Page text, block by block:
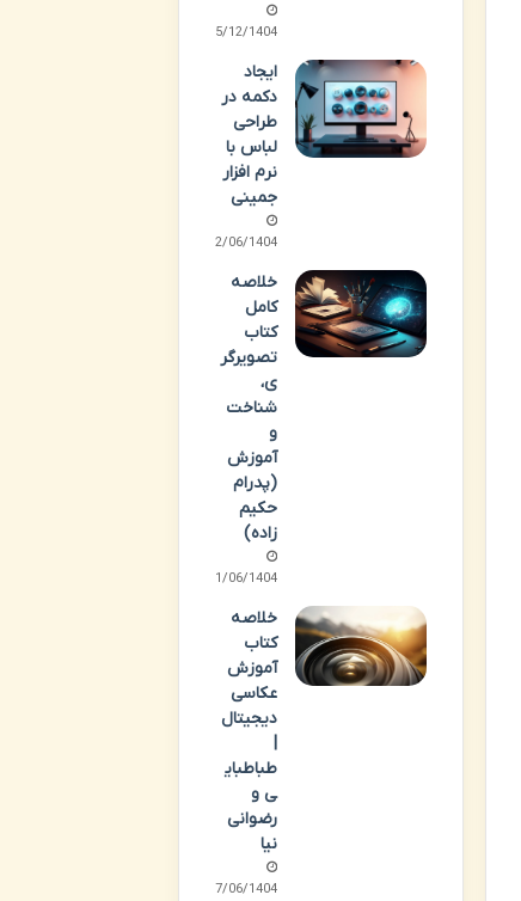
05/12/1404
ایجاد
دکمه در
طراحی
لباس با
نرم افزار
جمینی
22/06/1404
خلاصه
کامل
کتاب
تصویرگر
ی،
شناخت
و
آموزش
(پدرام
حکیم
زاده)
21/06/1404
خلاصه
کتاب
آموزش
عکاسی
دیجیتال
|
طباطبای
ی و
رضوانی
نیا
17/06/1404